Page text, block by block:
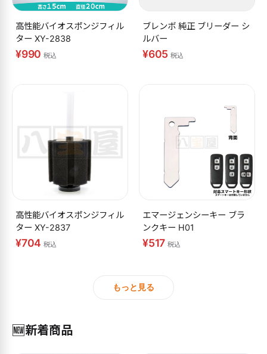
高性能バイオスポンジフィル
ター XY-2838
¥990税込
ブレンボ 純正 ブリーダー シ
ルバー
¥605税込
高性能バイオスポンジフィル
ター XY-2837
¥704税込
エマージェンシーキー ブラ
ンクキー H01
¥517税込
もっと見る
🆕新着商品